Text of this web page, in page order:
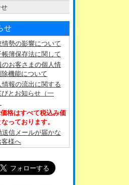
せ
勢の影響について
簿保存法に関して
お客さまの個人情
機能について
報の流出に関する
びとお知らせ（一
格はすべて税込み価
っております。
信メールが届かな
客様へ